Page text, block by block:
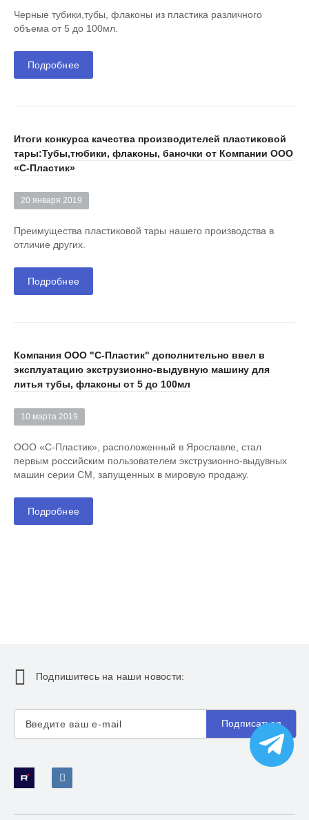
Черные тубики,тубы, флаконы из пластика различного
объема от 5 до 100мл.
Подробнее
Итоги конкурса качества производителей пластиковой
тары:Тубы,тюбики, флаконы, баночки от Компании ООО
«С-Пластик»
20 января 2019
Преимущества пластиковой тары нашего производства в
отличие других.
Подробнее
Компания ООО "С-Пластик" дополнительно ввел в
эксплуатацию экструзионно-выдувную машину для
литья тубы, флаконы от 5 до 100мл
10 марта 2019
ООО «С-Пластик», расположенный в Ярославле, стал
первым российским пользователем экструзионно-выдувных
машин серии СM, запущенных в мировую продажу.
Подробнее
Подпишитесь на наши новости:
Подписаться